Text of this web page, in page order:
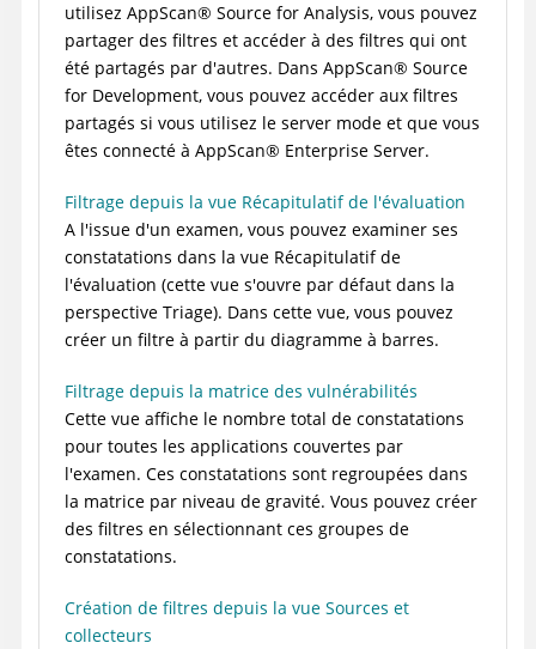
utilisez AppScan® Source for Analysis, vous pouvez
partager des filtres et accéder à des filtres qui ont
été partagés par d'autres. Dans AppScan® Source
for Development, vous pouvez accéder aux filtres
partagés si vous utilisez le server mode et que vous
êtes connecté à AppScan® Enterprise Server.
Filtrage depuis la vue Récapitulatif de l'évaluation
A l'issue d'un examen, vous pouvez examiner ses
constatations dans la vue Récapitulatif de
l'évaluation (cette vue s'ouvre par défaut dans la
perspective Triage). Dans cette vue, vous pouvez
créer un filtre à partir du diagramme à barres.
Filtrage depuis la matrice des vulnérabilités
Cette vue affiche le nombre total de constatations
pour toutes les applications couvertes par
l'examen. Ces constatations sont regroupées dans
la matrice par niveau de gravité. Vous pouvez créer
des filtres en sélectionnant ces groupes de
constatations.
Création de filtres depuis la vue Sources et
collecteurs